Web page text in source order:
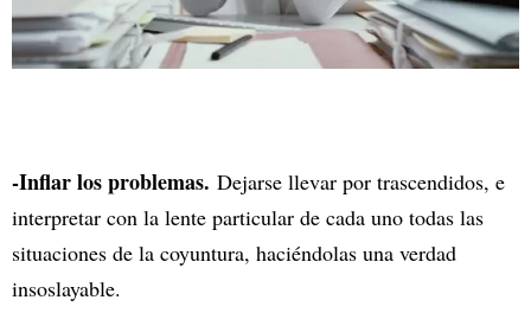
-Inflar los problemas. Dejarse llevar por trascendidos, e
interpretar con la lente particular de cada uno todas las
situaciones de la coyuntura, haciéndolas una verdad
insoslayable.